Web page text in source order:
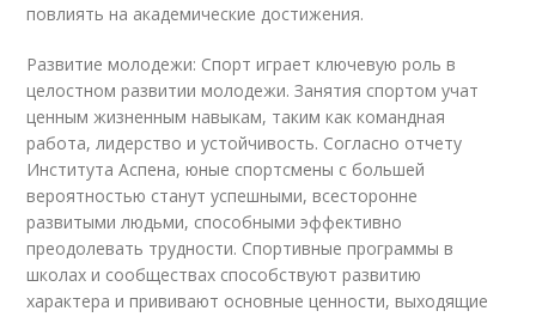
повлиять на академические достижения.
Развитие молодежи: Спорт играет ключевую роль в
целостном развитии молодежи. Занятия спортом учат
ценным жизненным навыкам, таким как командная
работа, лидерство и устойчивость. Согласно отчету
Института Аспена, юные спортсмены с большей
вероятностью станут успешными, всесторонне
развитыми людьми, способными эффективно
преодолевать трудности. Спортивные программы в
школах и сообществах способствуют развитию
характера и прививают основные ценности, выходящие